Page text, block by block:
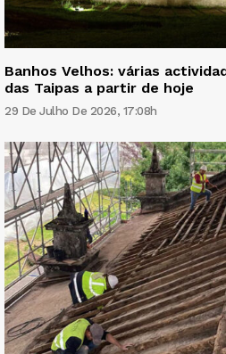
Banhos Velhos: várias
das Taipas a partir de hoje
29 De Julho De 2026, 17:08h